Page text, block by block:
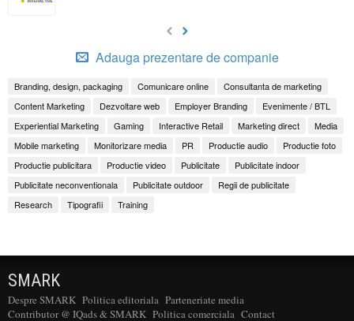
Adauga prezentare de companie
Branding, design, packaging Comunicare online
Consultanta de marketing
Content Marketing
Dezvoltare web Employer Branding
Evenimente / BTL
Experiential Marketing
Gaming Interactive Retail Marketing direct
Media
Mobile marketing
Monitorizare media PR Productie audio
Productie foto
Productie publicitara
Productie video Publicitate
Publicitate indoor
Publicitate neconventionala
Publicitate outdoor
Regii de publicitate
Research
Tipografii Training
SMARK
Despre SMARK Politica editoriala Parteneriate media
Contributor @ IQads & SMARK Politica comerciala Contact